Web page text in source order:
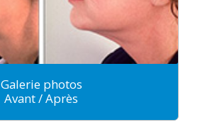
Galerie photos
Avant / Après